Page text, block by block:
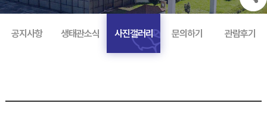
공지사항 생태관소식 사진갤러리 문의하기 관람후기